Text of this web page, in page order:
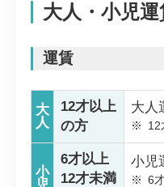
大人・小児
運賃
大
人
12才以上
の方
大人
※ 12
小
6才以上
12才未満
小児
※ 6